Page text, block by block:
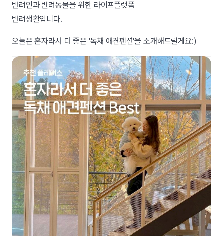
반려인과 반려동물을 위한 라이프플랫폼
반려생활입니다.
오늘은 혼자라서 더 좋은 '독채 애견펜션'을 소개해드릴게요:)